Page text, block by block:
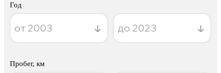
Год
Пробег, км